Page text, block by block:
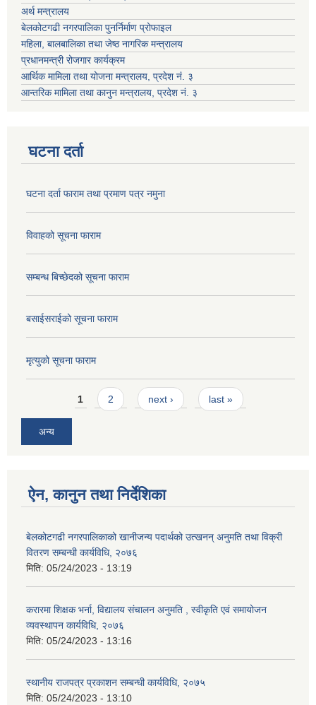
अर्थ मन्त्रालय
बेलकोटगढी नगरपालिका पुनर्निर्माण प्रोफाइल
महिला, बालबालिका तथा जेष्ठ नागरिक मन्त्रालय
प्रधानमन्त्री रोजगार कार्यक्रम
आर्थिक मामिला तथा योजना मन्त्रालय, प्रदेश नं. ३
आन्तरिक मामिला तथा कानुन मन्त्रालय, प्रदेश नं. ३
घटना दर्ता
घटना दर्ता फाराम तथा प्रमाण पत्र नमुना
विवाहको सूचना फाराम
सम्बन्ध बिच्छेदको सूचना फाराम
बसाईसराईको सूचना फाराम
मृत्युको सूचना फाराम
Pages1 2 next › last »
अन्य
ऐन, कानुन तथा निर्देशिका
बेलकोटगढी नगरपालिकाको खानीजन्य पदार्थको उत्खनन् अनुमति तथा विक्री
वितरण सम्बन्धी कार्यविधि, २०७६
मिति: 05/24/2023 - 13:19
करारमा शिक्षक भर्ना, विद्यालय संचालन अनुमति , स्वीकृति एवं समायोजन
व्यवस्थापन कार्यविधि, २०७६
मिति: 05/24/2023 - 13:16
स्थानीय राजपत्र प्रकाशन सम्बन्धी कार्यविधि, २०७५
मिति: 05/24/2023 - 13:10